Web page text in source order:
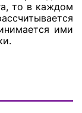
то в каждом
ими